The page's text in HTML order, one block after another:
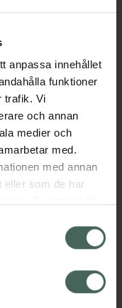
anpassa innehållet
funktioner
trafik. Vi
och annan
medier och
med.
med annan
eller som de har
påverkar inte
innan återkallelsen.
oss från Skåne i